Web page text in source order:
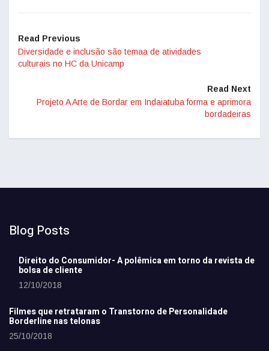
Read Previous
Diversidade e inclusão são temaa de atividades
culturais no HC da Unicamp
Read Next
Projeto A Arte de Bordar em Indaiatuba forma e aprimora
bordadeiras
Blog Posts
Direito do Consumidor- A polêmica em torno da revista de
bolsa de cliente
12/10/2018
Filmes que retrataram o Transtorno de Personalidade
Borderline nas telonas
25/10/2018